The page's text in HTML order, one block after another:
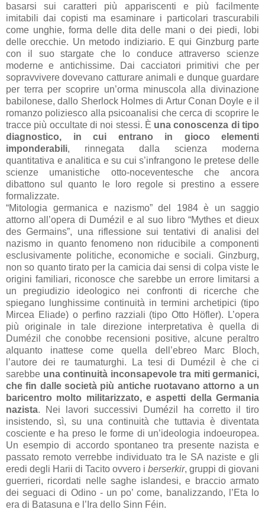
basarsi sui caratteri più appariscenti e più facilmente
imitabili dai copisti ma esaminare i particolari trascurabili
come unghie, forma delle dita delle mani o dei piedi, lobi
delle orecchie. Un metodo indiziario. E qui Ginzburg parte
con il suo stargate che lo conduce attraverso scienze
moderne e antichissime. Dai cacciatori primitivi che per
sopravvivere dovevano catturare animali e dunque guardare
per terra per scoprire un’orma minuscola alla divinazione
babilonese, dallo Sherlock Holmes di Artur Conan Doyle e il
romanzo poliziesco alla psicoanalisi che cerca di scoprire le
tracce più occultate di noi stessi. È una conoscenza di tipo
diagnostico, in cui entrano in gioco elementi
imponderabili, rinnegata dalla scienza moderna
quantitativa e analitica e su cui s’infrangono le pretese delle
scienze umanistiche otto-noceventesche che ancora
dibattono sul quanto le loro regole si prestino a essere
formalizzate.
“Mitologia germanica e nazismo” del 1984 è un saggio
attorno all’opera di Dumézil e al suo libro “Mythes et dieux
des Germains”, una riflessione sui tentativi di analisi del
nazismo in quanto fenomeno non riducibile a componenti
esclusivamente politiche, economiche e sociali. Ginzburg,
non so quanto tirato per la camicia dai sensi di colpa viste le
origini familiari, riconosce che sarebbe un errore limitarsi a
un pregiudizio ideologico nei confronti di ricerche che
spiegano lunghissime continuità in termini archetipici (tipo
Mircea Eliade) o perfino razziali (tipo Otto Höfler). L’opera
più originale in tale direzione interpretativa è quella di
Dumézil che conobbe recensioni positive, alcune peraltro
alquanto inattese come quella dell’ebreo Marc Bloch,
l’autore dei re taumaturghi. La tesi di Dumézil è che ci
sarebbe una continuità inconsapevole tra miti germanici,
che fin dalle società più antiche ruotavano attorno a un
baricentro molto militarizzato, e aspetti della Germania
nazista. Nei lavori successivi Dumézil ha corretto il tiro
insistendo, sì, su una continuità che tuttavia è diventata
cosciente e ha preso le forme di un’ideologia indoeuropea.
Un esempio di accordo spontaneo tra presente nazista e
passato remoto verrebbe individuato tra le SA naziste e gli
eredi degli Harii di Tacito ovvero i berserkir, gruppi di giovani
guerrieri, ricordati nelle saghe islandesi, e braccio armato
dei seguaci di Odino - un po’ come, banalizzando, l’Eta lo
era di Batasuna e l’Ira dello Sinn Féin.